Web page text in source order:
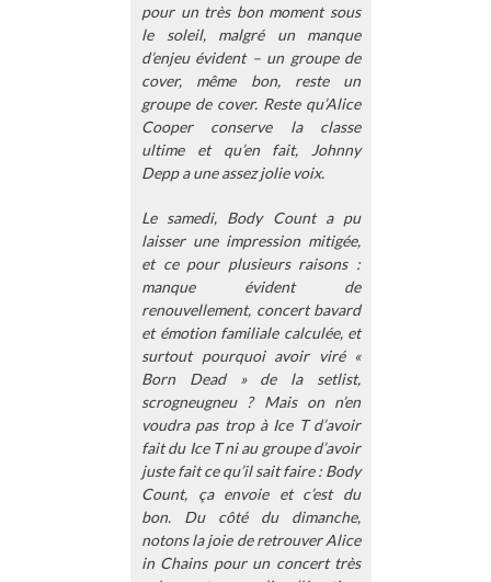
pour un très bon moment sous
le soleil, malgré un manque
d’enjeu évident – un groupe de
cover, même bon, reste un
groupe de cover. Reste qu’Alice
Cooper conserve la classe
ultime et qu’en fait, Johnny
Depp a une assez jolie voix.
Le samedi, Body Count a pu
laisser une impression mitigée,
et ce pour plusieurs raisons :
manque évident de
renouvellement, concert bavard
et émotion familiale calculée, et
surtout pourquoi avoir viré «
Born Dead » de la setlist,
scrogneugneu ? Mais on n’en
voudra pas trop à Ice T d’avoir
fait du Ice T ni au groupe d’avoir
juste fait ce qu’il sait faire : Body
Count, ça envoie et c’est du
bon. Du côté du dimanche,
notons la joie de retrouver Alice
in Chains pour un concert très